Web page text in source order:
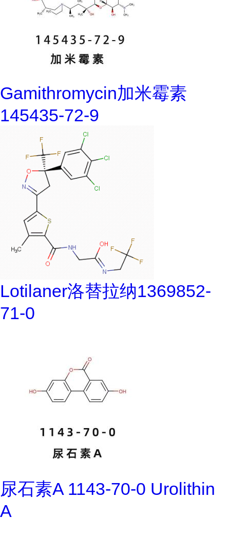
Gamithromycin加米霉素
145435-72-9
Lotilaner洛替拉纳1369852-
71-0
尿石素A 1143-70-0 Urolithin
A